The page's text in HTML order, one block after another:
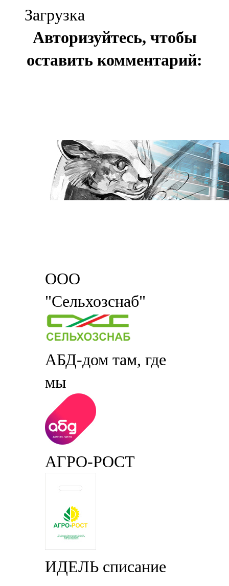
Загрузка
Авторизуйтесь, чтобы
оставить комментарий:
ООО
"Сельхозснаб"
АБД-дом там, где
мы
АГРО-РОСТ
ИДЕЛЬ списание